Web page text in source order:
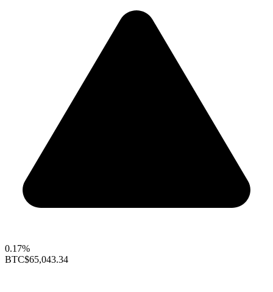
0.17%
BTC$65,043.34